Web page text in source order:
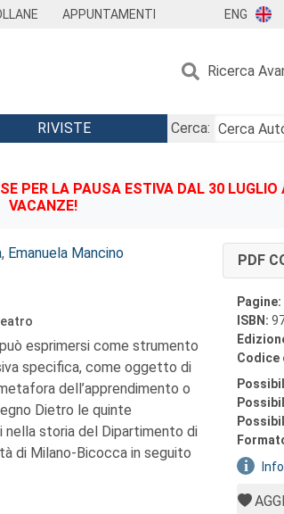
APPUNTAMENTI ENG
Ricerca
RIVISTE
Cerca:
PER LA PAUSA ESTIVA DAL 30
VACANZE!
, Emanuela Mancino
esprimersi come strumento
specifica, come oggetto di
dell’apprendimento o
Dietro le quinte
storia del Dipartimento di
di Milano-Bicocca in seguito
PDF
Pagine:
ISBN:
Codice